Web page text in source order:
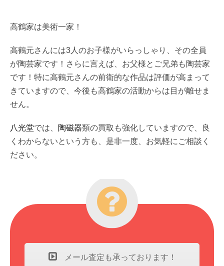
高鶴家は美術一家！
高鶴元さんには3人のお子様がいらっしゃり、その全員
が陶芸家です！さらに言えば、お父様とご兄弟も陶芸家
です！特に高鶴元さんの前衛的な作品は評価が高まって
きていますので、今後も高鶴家の活動からは目が離せま
せん。
八光堂では、 陶磁器類の買取も強化していますので、良
くわからないという方も、是非一度、お気軽にご相談く
ださい。
メール査定も承っております！